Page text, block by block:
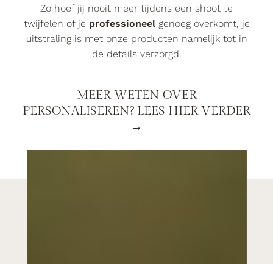
Zo hoef jij nooit meer tijdens een shoot te
twijfelen of je professioneelgenoeg overkomt, je
uitstraling is met onze producten namelijk tot in
de details verzorgd.
MEER WETEN OVER
PERSONALISEREN? LEES HIER VERDER
→